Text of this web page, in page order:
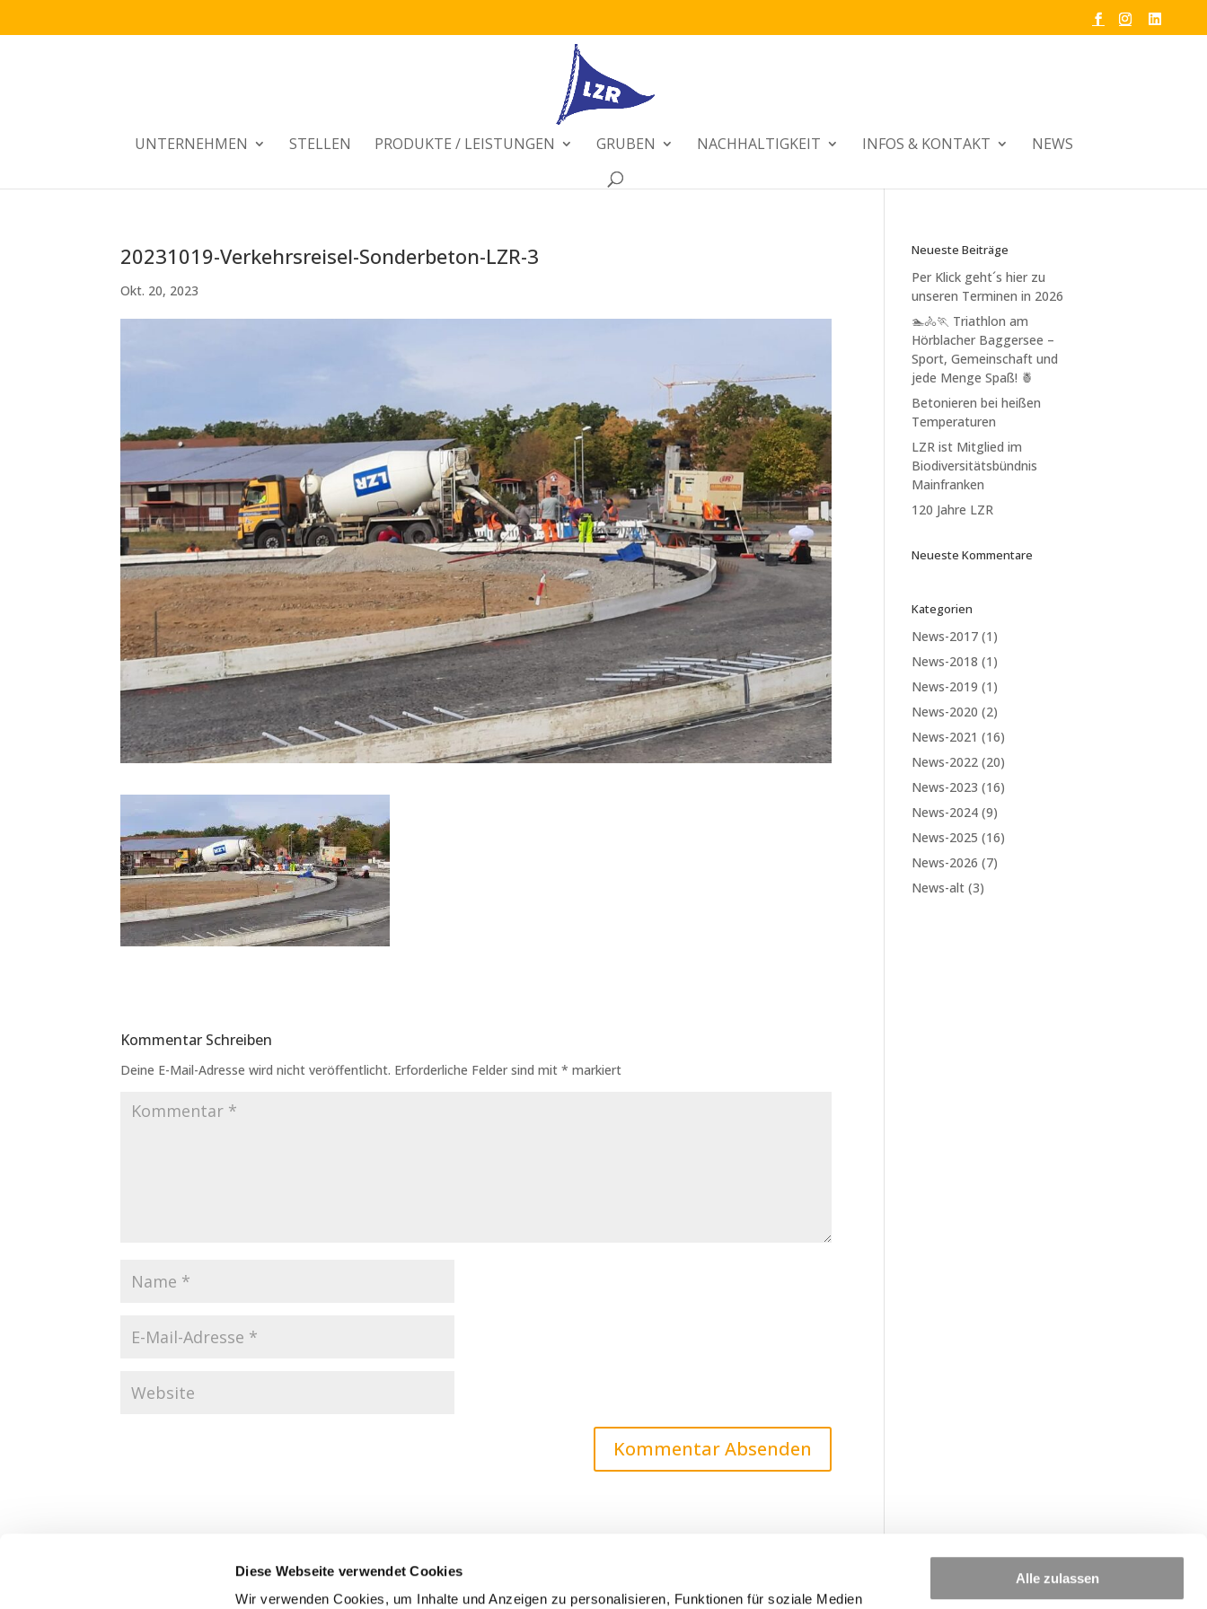
Diese Webseite verwendet Cookies
Wir verwenden Cookies, um Inhalte und Anzeigen zu personalisieren, Funktionen für soziale Medien
Alle zulassen
UNTERNEHMEN STELLEN PRODUKTE / LEISTUNGEN GRUBEN NACHHALTIGKEIT INFOS & KONTAKT NEWS
20231019-Verkehrsreisel-Sonderbeton-LZR-3
Okt. 20, 2023
Kommentar Schreiben
Deine E-Mail-Adresse wird nicht veröffentlicht. Erforderliche Felder sind mit* markiert
Neueste Beiträge
Per Klick geht´s hier zu
unseren Terminen in 2026
🏊🚴🏃 Triathlon am
Hörblacher Baggersee –
Sport, Gemeinschaft und
jede Menge Spaß! 🍍
Betonieren bei heißen
Temperaturen
LZR ist Mitglied im
Biodiversitätsbündnis
Mainfranken
120 Jahre LZR
Neueste Kommentare
Kategorien
News-2017 (1)
News-2018 (1)
News-2019 (1)
News-2020 (2)
News-2021 (16)
News-2022 (20)
News-2023 (16)
News-2024 (9)
News-2025 (16)
News-2026 (7)
News-alt (3)